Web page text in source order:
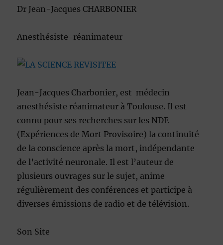
Dr Jean-Jacques CHARBONIER
Anesthésiste-réanimateur
Jean-Jacques Charbonier, est médecin
anesthésiste réanimateur à Toulouse. Il est
connu pour ses recherches sur les NDE
(Expériences de Mort Provisoire) la continuité
de la conscience après la mort, indépendante
de l’activité neuronale. Il est l’auteur de
plusieurs ouvrages sur le sujet, anime
régulièrement des conférences et participe à
diverses émissions de radio et de télévision.
Son Site